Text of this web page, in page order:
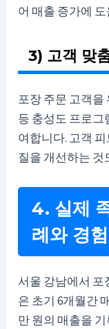
어 매출 증가에
3) 고객 맞
포장 주문 고객을
등 충성도 프로그
여합니다. 고객
질을 개선하는 것
4. 실제
례와 경
서울 강남에서 포
은 초기 6개월간
만 원의 매출을